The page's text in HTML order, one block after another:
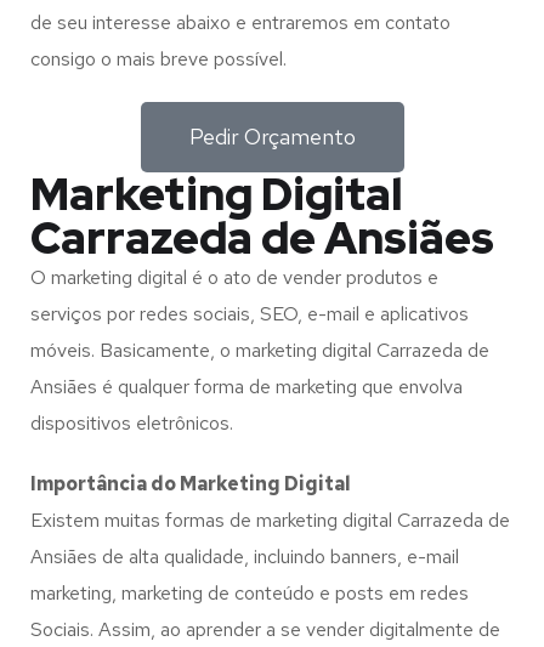
de seu interesse abaixo e entraremos em contato
consigo o mais breve possível.
Pedir Orçamento
Marketing Digital
Carrazeda de Ansiães
O marketing digital é o ato de vender produtos e
serviços por redes sociais, SEO, e-mail e aplicativos
móveis. Basicamente, o marketing digital Carrazeda de
Ansiães é qualquer forma de marketing que envolva
dispositivos eletrônicos.
Importância do Marketing Digital
Existem muitas formas de marketing digital Carrazeda de
Ansiães de alta qualidade, incluindo banners, e-mail
marketing, marketing de conteúdo e posts em redes
Sociais. Assim, ao aprender a se vender digitalmente de